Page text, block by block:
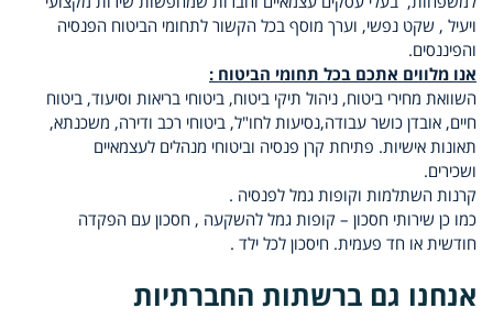
ויעיל , שקט נפשי, וערך מוסף בכל הקשור לתחומי הביטוח הפנסיה
והפיננסים.
אנו מלווים אתכם בכל תחומי הביטוח :
השוואת מחירי ביטוח, ניהול תיקי ביטוח, ביטוחי בריאות וסיעוד, ביטוח
חיים, אובדן כושר עבודה,נסיעות לחו"ל, ביטוחי רכב ודירה, משכנתא,
תאונות אישיות. פתיחת קרן פנסיה וביטוחי מנהלים לעצמאיים
ושכירים.
קרנות השתלמות וקופות גמל לפנסיה .
כמו כן שירותי חסכון – קופות גמל להשקעה , חסכון עם הפקדה
חודשית או חד פעמית. חיסכון לכל ילד .
אנחנו גם ברשתות החברתיות